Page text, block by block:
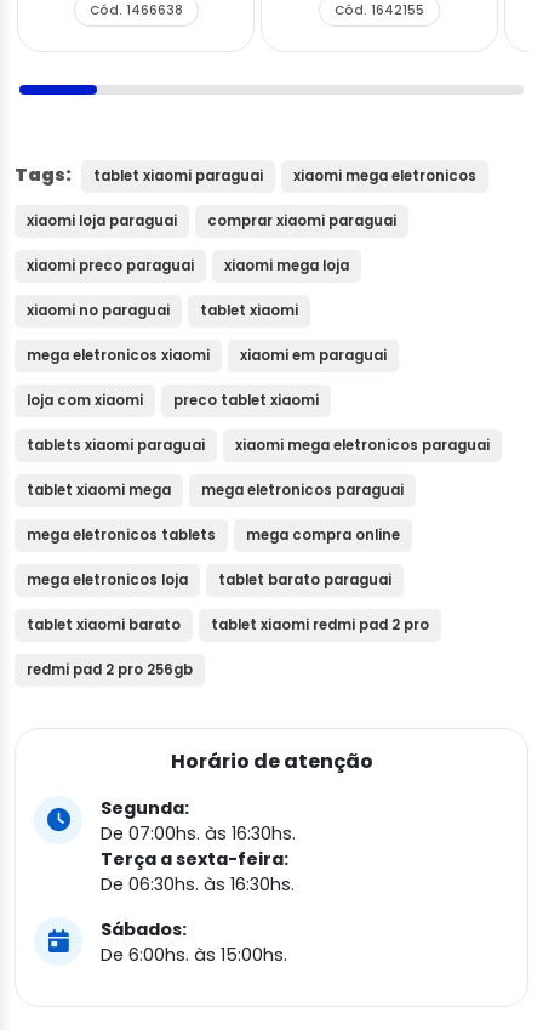
Cód. 1466638 Cód. 1642155
Tags: tablet xiaomi paraguai xiaomi mega eletronicos
xiaomi loja paraguai comprar xiaomi paraguai
xiaomi preco paraguai xiaomi mega loja
xiaomi no paraguai tablet xiaomi
mega eletronicos xiaomi xiaomi em paraguai
loja com xiaomi preco tablet xiaomi
tablets xiaomi paraguai xiaomi mega eletronicos paraguai
tablet xiaomi mega mega eletronicos paraguai
mega eletronicos tablets mega compra online
mega eletronicos loja tablet barato paraguai
tablet xiaomi barato tablet xiaomi redmi pad 2 pro
redmi pad 2 pro 256gb
Horário de atenção
Segunda:
De 07:00hs. às 16:30hs.
Terça a sexta-feira:
De 06:30hs. às 16:30hs.
Sábados:
De 6:00hs. às 15:00hs.